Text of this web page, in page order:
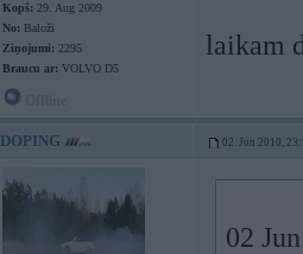
Kopš: 29. Aug 2009
No: Baloži
Ziņojumi: 2295
Braucu ar: VOLVO D5
laikam
DOPING 02. Jun 2010,
02